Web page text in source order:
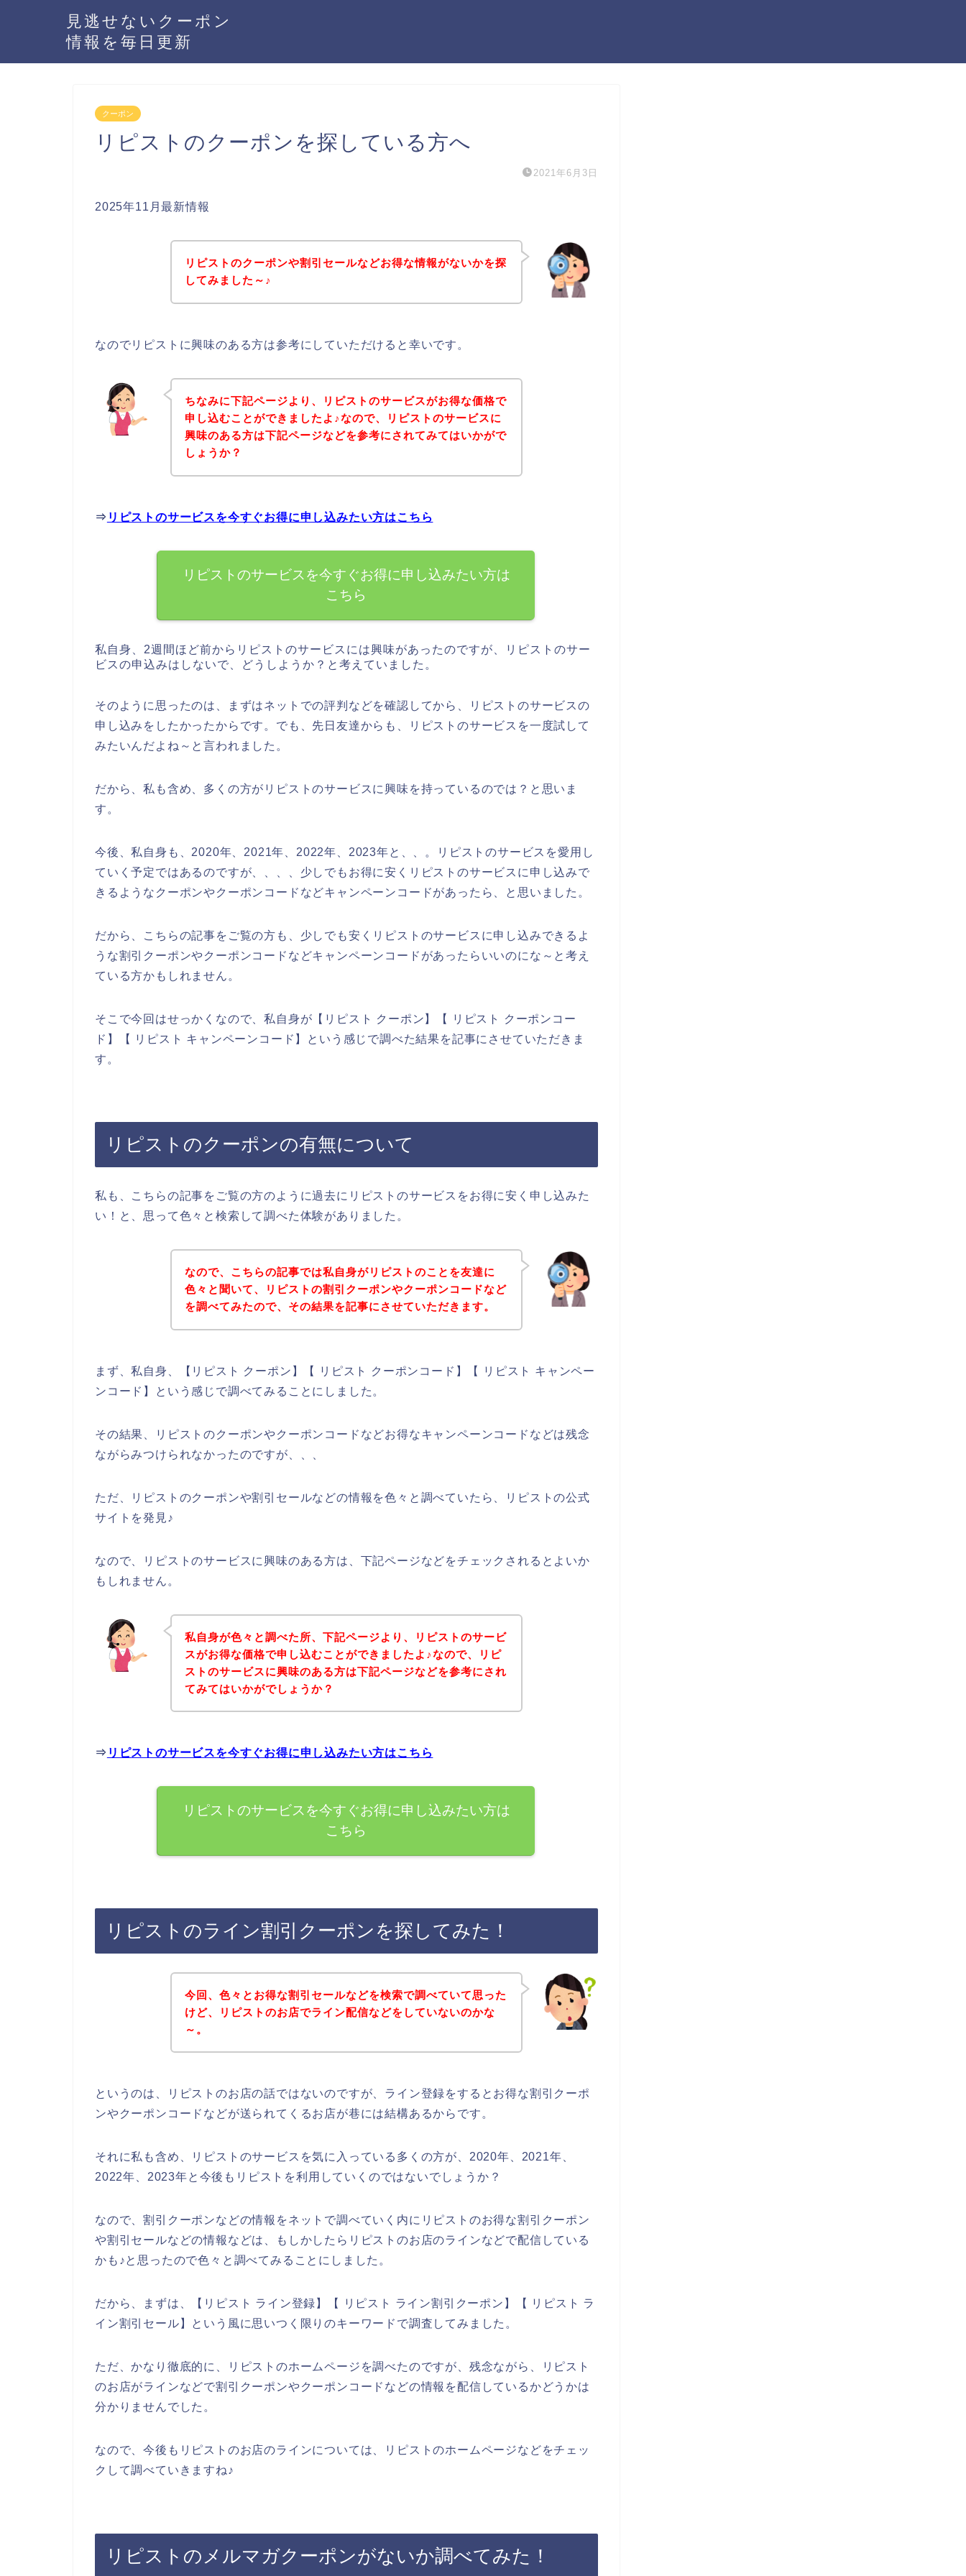
見逃せないクーポン
情報を毎日更新
クーポン
リピストのクーポンを探している方へ
2021年6月3日
2025年11月最新情報
リピストのクーポンや割引セールなどお得な情報がないかを探
してみました～♪
なのでリピストに興味のある方は参考にしていただけると幸いです。
ちなみに下記ページより、リピストのサービスがお得な価格で
申し込むことができましたよ♪なので、リピストのサービスに
興味のある方は下記ページなどを参考にされてみてはいかがで
しょうか？
⇒ リピストのサービスを今すぐお得に申し込みたい方はこちら
リピストのサービスを今すぐお得に申し込みたい方は
こちら
私自身、2週間ほど前からリピストのサービスには興味があったのですが、リピストのサー
ビスの申込みはしないで、どうしようか？と考えていました。
そのように思ったのは、まずはネットでの評判などを確認してから、リピストのサービスの
申し込みをしたかったからです。でも、先日友達からも、リピストのサービスを一度試して
みたいんだよね～と言われました。
だから、私も含め、多くの方がリピストのサービスに興味を持っているのでは？と思いま
す。
今後、私自身も、2020年、2021年、2022年、2023年と、、。リピストのサービスを愛用し
ていく予定ではあるのですが、、、、少しでもお得に安くリピストのサービスに申し込みで
きるようなクーポンやクーポンコードなどキャンペーンコードがあったら、と思いました。
だから、こちらの記事をご覧の方も、少しでも安くリピストのサービスに申し込みできるよ
うな割引クーポンやクーポンコードなどキャンペーンコードがあったらいいのにな～と考え
ている方かもしれません。
そこで今回はせっかくなので、私自身が【リピスト クーポン】【 リピスト クーポンコー
ド】【 リピスト キャンペーンコード】という感じで調べた結果を記事にさせていただきま
す。
リピストのクーポンの有無について
私も、こちらの記事をご覧の方のように過去にリピストのサービスをお得に安く申し込みた
い！と、思って色々と検索して調べた体験がありました。
なので、こちらの記事では私自身がリピストのことを友達に
色々と聞いて、リピストの割引クーポンやクーポンコードなど
を調べてみたので、その結果を記事にさせていただきます。
まず、私自身、【リピスト クーポン】【 リピスト クーポンコード】【 リピスト キャンペー
ンコード】という感じで調べてみることにしました。
その結果、リピストのクーポンやクーポンコードなどお得なキャンペーンコードなどは残念
ながらみつけられなかったのですが、、、
ただ、リピストのクーポンや割引セールなどの情報を色々と調べていたら、リピストの公式
サイトを発見♪
なので、リピストのサービスに興味のある方は、下記ページなどをチェックされるとよいか
もしれません。
私自身が色々と調べた所、下記ページより、リピストのサービ
スがお得な価格で申し込むことができましたよ♪なので、リピ
ストのサービスに興味のある方は下記ページなどを参考にされ
てみてはいかがでしょうか？
⇒ リピストのサービスを今すぐお得に申し込みたい方はこちら
リピストのサービスを今すぐお得に申し込みたい方は
こちら
リピストのライン割引クーポンを探してみた！
今回、色々とお得な割引セールなどを検索で調べていて思った
けど、リピストのお店でライン配信などをしていないのかな
～。
というのは、リピストのお店の話ではないのですが、ライン登録をするとお得な割引クーポ
ンやクーポンコードなどが送られてくるお店が巷には結構あるからです。
それに私も含め、リピストのサービスを気に入っている多くの方が、2020年、2021年、
2022年、2023年と今後もリピストを利用していくのではないでしょうか？
なので、割引クーポンなどの情報をネットで調べていく内にリピストのお得な割引クーポン
や割引セールなどの情報などは、もしかしたらリピストのお店のラインなどで配信している
かも♪と思ったので色々と調べてみることにしました。
だから、まずは、【リピスト ライン登録】【 リピスト ライン割引クーポン】【 リピスト ラ
イン割引セール】という風に思いつく限りのキーワードで調査してみました。
ただ、かなり徹底的に、リピストのホームページを調べたのですが、残念ながら、リピスト
のお店がラインなどで割引クーポンやクーポンコードなどの情報を配信しているかどうかは
分かりませんでした。
なので、今後もリピストのお店のラインについては、リピストのホームページなどをチェッ
クして調べていきますね♪
リピストのメルマガクーポンがないか調べてみた！